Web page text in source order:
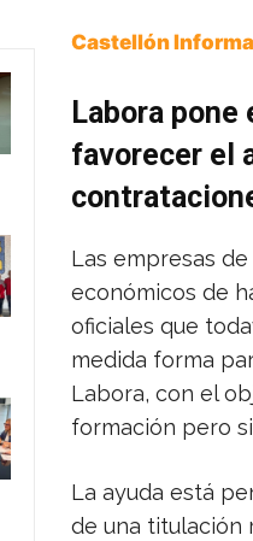
Castellón
Labora pone
favorecer el
Las empresas
económicos de
oficiales que
medida forma
Labora, con el
formación pero
La ayuda está
de una titulación